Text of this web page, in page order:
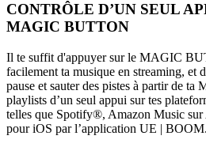
CONTRÔLE D’UN SEUL
MAGIC BUTTON
Il te suffit d'appuyer sur le MAGIC
facilement ta musique en streaming, et
pause et sauter des pistes à partir de
playlists d’un seul appui sur tes
telles que Spotify®, Amazon Music
pour iOS par l’application UE | BOOM.